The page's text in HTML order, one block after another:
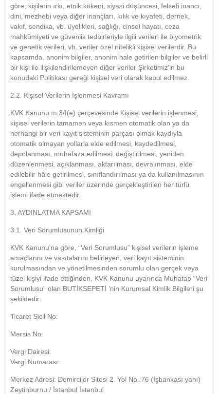
göre; kişilerin ırkı, etnik kökeni, siyasi düşüncesi, felsefi inancı,
dini, mezhebi veya diğer inançları, kılık ve kıyafeti, dernek,
vakıf, sendika, vb. üyelikleri, sağlığı, cinsel hayatı, ceza
mahkûmiyeti ve güvenlik tedbirleriyle ilgili verileri ile biyometrik
ve genetik verileri, vb. veriler özel nitelikli kişisel verilerdir. Bu
kapsamda, anonim bilgiler, anonim hale getirilen bilgiler ve belirli
bir kişi ile ilişkilendirilemeyen diğer veriler Şirketimiz’in bu
konudaki Politikası gereği kişisel veri olarak kabul edilmez.
2.2. Kişisel Verilerin İşlenmesi Kavramı
KVK Kanunu m.3/I(e) çerçevesinde Kişisel verilerin işlenmesi,
kişisel verilerin tamamen veya kısmen otomatik olan ya da
herhangi bir veri kayıt sisteminin parçası olmak kaydıyla
otomatik olmayan yollarla elde edilmesi, kaydedilmesi,
depolanması, muhafaza edilmesi, değiştirilmesi, yeniden
düzenlenmesi, açıklanması, aktarılması, devralınması, elde
edilebilir hâle getirilmesi, sınıflandırılması ya da kullanılmasının
engellenmesi gibi veriler üzerinde gerçekleştirilen her türlü
işlemi ifade etmektedir.
3. AYDINLATMA KAPSAMI
3.1. Veri Sorumlusunun Kimliği
KVK Kanunu’na göre, “Veri Sorumlusu” kişisel verilerin işleme
amaçlarını ve vasıtalarını belirleyen, veri kayıt sisteminin
kurulmasından ve yönetilmesinden sorumlu olan gerçek veya
tüzel kişiyi ifade ettiğinden, KVK Kanunu uyarınca Muhatap “Veri
Sorumlusu” olan BUTİKSEPETİ ’nin Kurumsal Kimlik Bilgileri şu
şekildedir:
Ticaret Sicil No:
Mersis No:
Vergi Dairesi:
Vergi Numarası:
Merkez Adresi: Demirciler Sitesi 2. Yol No.:76 (İşbankası yanı)
Zeytinburnu / İstanbul İstanbul